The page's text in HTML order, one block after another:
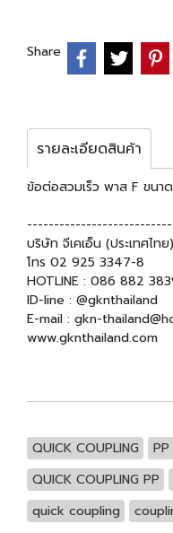
Share
รายละเอียดสินค้า
ข้อต่อสวมเร็ว พาส F ขนาด
บริษัท จีเคเอ็น (ประเทศไท
โทร 02 925 3347-8
HOTLINE : 086 882
ID-line : @gknthailand
E-mail : gkn-
www.gknthailand.com
QUICK COUPLING
PP
QUICK COUPLING PP
quick coupling